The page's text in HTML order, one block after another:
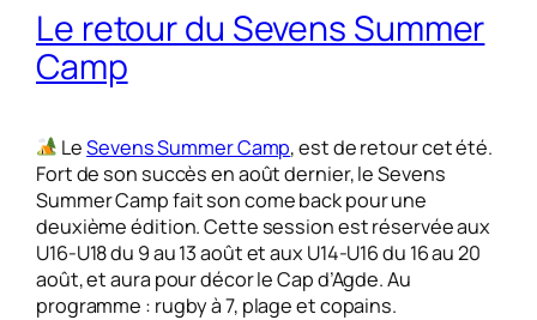
Le retour du Sevens Summer
Camp
LeSevens Summer Camp, est de retour cet été.
Fort de son succès en août dernier, le Sevens
Summer Camp fait son come back pour une
deuxième édition. Cette session est réservée aux
U16-U18 du 9 au 13 août et aux U14-U16 du 16 au 20
août, et aura pour décor le Cap d’Agde. Au
programme : rugby à 7, plage et copains.